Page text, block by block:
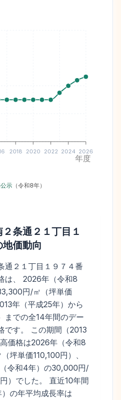
2018 2020 2022 2024 2026
年度
示 （令和8年）
条通２１丁目１
地価動向
通２１丁目１９７４番
は、 2026年（令和8
円/㎡（坪単価
年（平成25年）から
までの全14年間のデー
です。 この期間（2013
価格は2026年（令和8
坪単価110,100円）、
令和4年）の30,000円/
）でした。 直近10年間
）の年平均成長率は